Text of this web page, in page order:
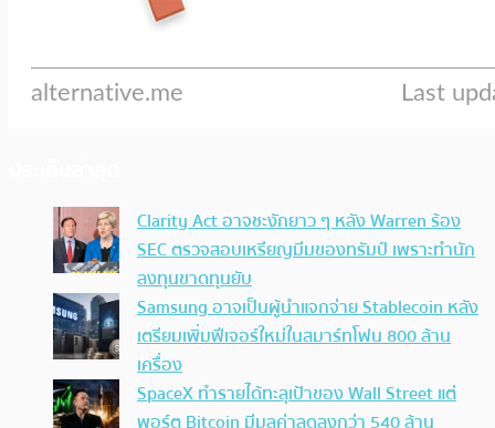
Clarity Act อาจชะงักยาว ๆ หลัง Warren ร้อง
SEC ตรวจสอบเหรียญมีมของทรัมป์ เพราะทำนัก
ลงทุนขาดทุนยับ
Samsung อาจเป็นผู้นำแจกจ่าย Stablecoin หลัง
เตรียมเพิ่มฟีเจอร์ใหม่ในสมาร์ทโฟน 800 ล้าน
เครื่อง
SpaceX ทำรายได้ทะลุเป้าของ Wall Street แต่